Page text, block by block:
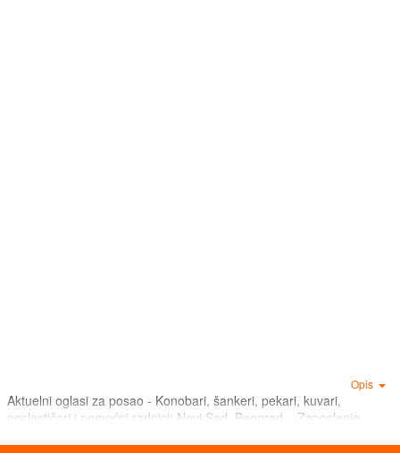
Aktuelni oglasi za posao - Konobari, šankeri, pekari, kuvari,
poslastičari i pomoćni radnici: Novi Sad, Beograd... Zaposlenje,
Opis